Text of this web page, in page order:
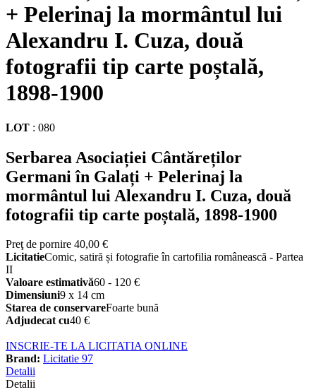
+ Pelerinaj la mormântul lui
Alexandru I. Cuza, două
fotografii tip carte poștală,
1898-1900
LOT : 080
Serbarea Asociației Cântăreților
Germani în Galați + Pelerinaj la
mormântul lui Alexandru I. Cuza, două
fotografii tip carte poștală, 1898-1900
Preţ de pornire 40,00 €
LicitatieComic, satiră și fotografie în cartofilia românească - Partea
II
Valoare estimativă60 - 120 €
Dimensiuni9 x 14 cm
Starea de conservareFoarte bună
Adjudecat cu40 €
INSCRIE-TE LA LICITATIA ONLINE
Brand: Licitatie 97
Detalii
Detalii